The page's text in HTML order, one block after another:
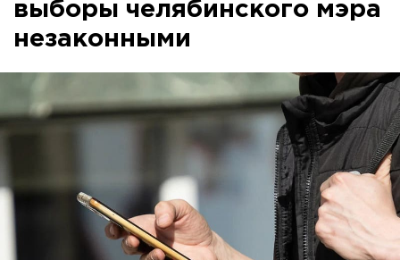
выборы челябинского мэра
незаконными